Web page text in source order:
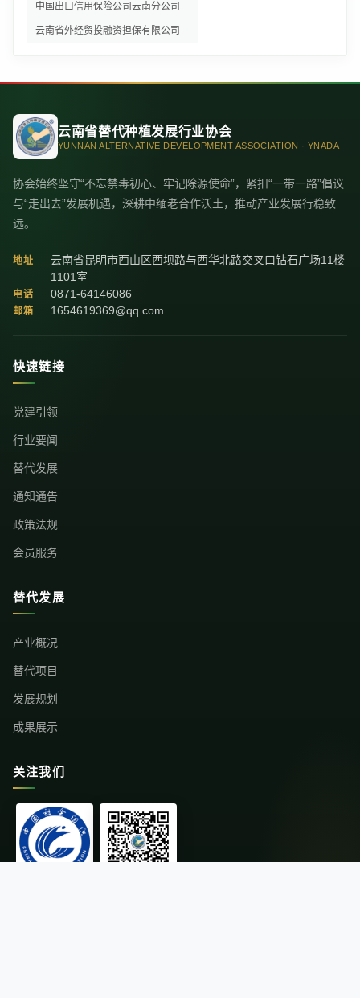
中国出口信用保险公司云南分公司
云南省外经贸投融资担保有限公司
云南省替代种植发展行业协会
YUNNAN ALTERNATIVE DEVELOPMENT ASSOCIATION · YNADA
协会始终坚守“不忘禁毒初心、牢记除源使命”，紧扣“一带一路”倡议
与“走出去”发展机遇，深耕中缅老合作沃土，推动产业发展行稳致
远。
地址
云南省昆明市西山区西坝路与西华北路交叉口钻石广场11楼
1101室
电话 0871-64146086
邮箱 1654619369@qq.com
快速链接
党建引领
行业要闻
替代发展
通知通告
政策法规
会员服务
替代发展
产业概况
替代项目
发展规划
成果展示
关注我们